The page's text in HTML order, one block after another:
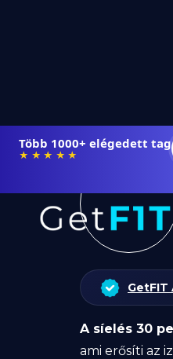
Több 1000+ elégedett tag
★★★★★
GetFIT
A síelés 30
ami erősíti az